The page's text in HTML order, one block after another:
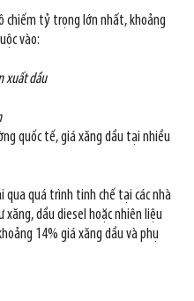
chiếm tỷ trọng lớn nhất, khoảng
vào:
xuất dầu
quốc tế, giá xăng dầu tại nhiều
qua quá trình tinh chế tại các nhà
xăng, dầu diesel hoặc nhiên liệu
14% giá xăng dầu và phụ